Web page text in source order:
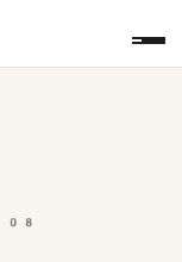
08